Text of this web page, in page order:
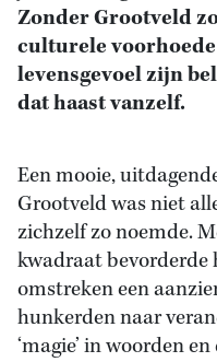
Zonder Grootveld
culturele
levensgevoel zijn
dat haast vanzelf.
Een mooie,
Grootveld was niet
zichzelf zo noemde.
kwadraat
omstreken een
hunkerden naar
‘magie’ in woorden